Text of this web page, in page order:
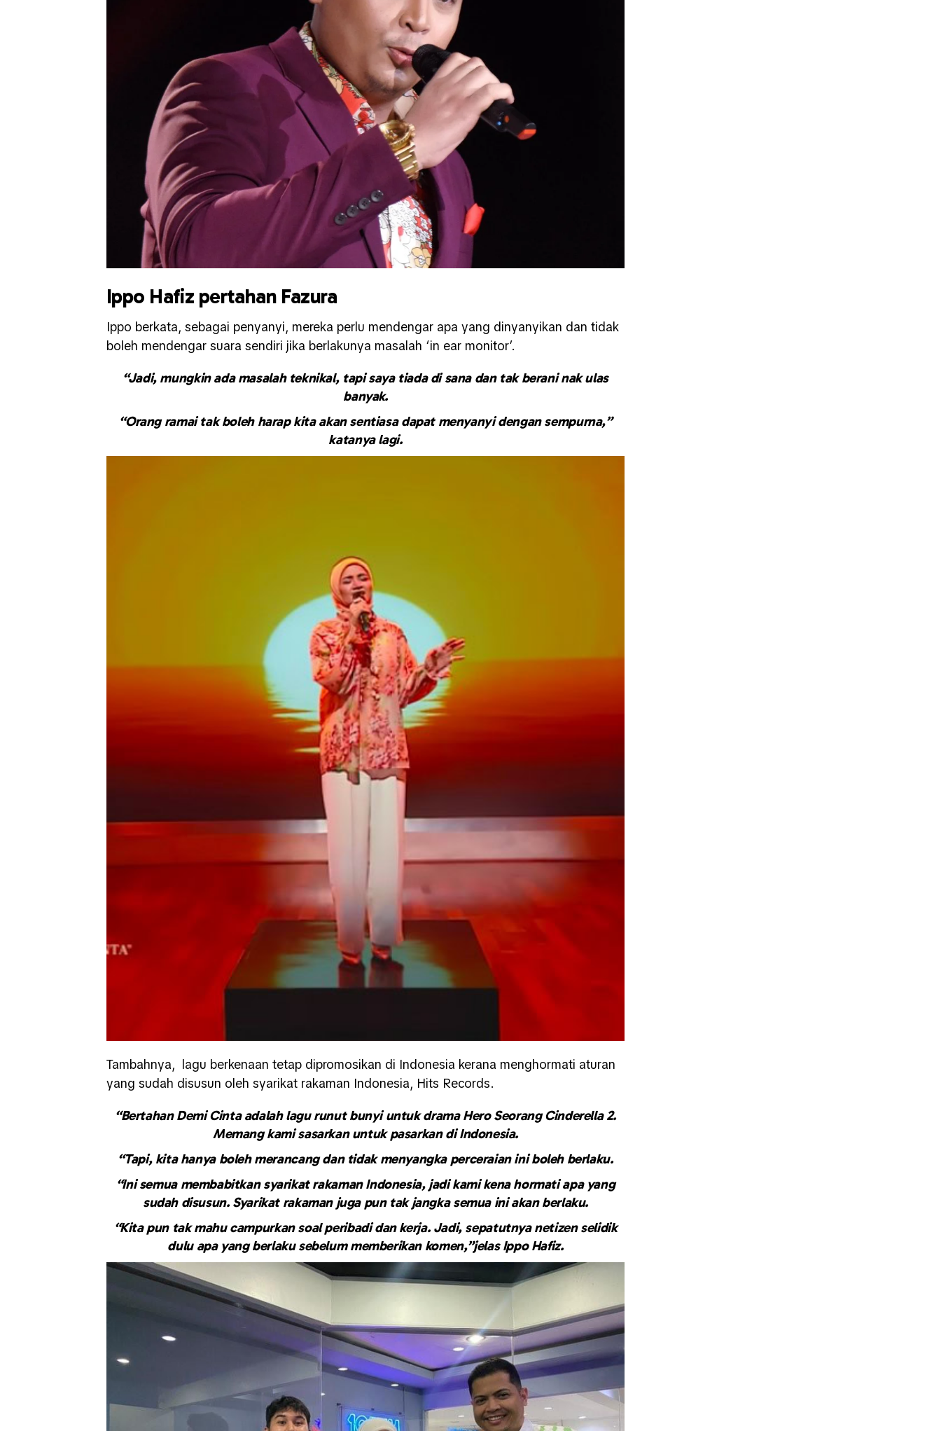
Ippo Hafiz pertahan Fazura
Ippo berkata, sebagai penyanyi, mereka perlu mendengar apa yang dinyanyikan dan tidak
boleh mendengar suara sendiri jika berlakunya masalah ‘in ear monitor’.
“Jadi, mungkin ada masalah teknikal, tapi saya tiada di sana dan tak berani nak ulas
banyak.
“Orang ramai tak boleh harap kita akan sentiasa dapat menyanyi dengan sempurna,”
katanya lagi.
Tambahnya, lagu berkenaan tetap dipromosikan di Indonesia kerana menghormati aturan
yang sudah disusun oleh syarikat rakaman Indonesia, Hits Records.
“Bertahan Demi Cinta adalah lagu runut bunyi untuk drama Hero Seorang Cinderella 2.
Memang kami sasarkan untuk pasarkan di Indonesia.
“Tapi, kita hanya boleh merancang dan tidak menyangka perceraian ini boleh berlaku.
“Ini semua membabitkan syarikat rakaman Indonesia, jadi kami kena hormati apa yang
sudah disusun. Syarikat rakaman juga pun tak jangka semua ini akan berlaku.
“Kita pun tak mahu campurkan soal peribadi dan kerja. Jadi, sepatutnya netizen selidik
dulu apa yang berlaku sebelum memberikan komen,”jelas Ippo Hafiz.